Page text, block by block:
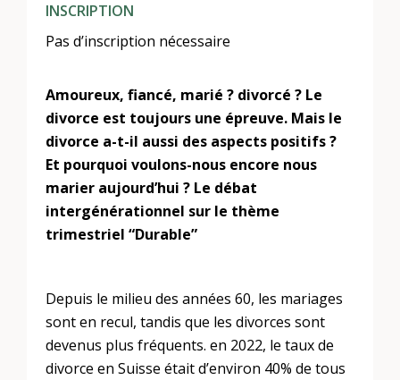
INSCRIPTION
Pas d’inscription nécessaire
Amoureux, fiancé, marié ? divorcé ? Le
divorce est toujours une épreuve. Mais le
divorce a-t-il aussi des aspects positifs ?
Et pourquoi voulons-nous encore nous
marier aujourd’hui ? Le débat
intergénérationnel sur le thème
trimestriel “Durable”
Depuis le milieu des années 60, les mariages
sont en recul, tandis que les divorces sont
devenus plus fréquents. en 2022, le taux de
divorce en Suisse était d’environ 40% de tous